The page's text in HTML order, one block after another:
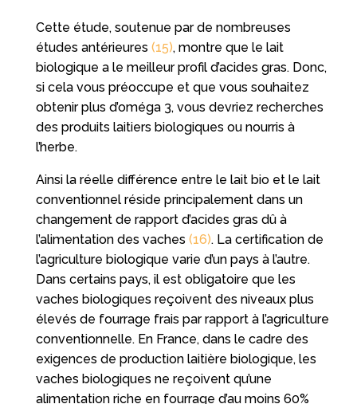
Cette étude, soutenue par de nombreuses
études antérieures (15), montre que le lait
biologique a le meilleur profil d’acides gras. Donc,
si cela vous préoccupe et que vous souhaitez
obtenir plus d’oméga 3, vous devriez recherches
des produits laitiers biologiques ou nourris à
l’herbe.
Ainsi la réelle différence entre le lait bio et le lait
conventionnel réside principalement dans un
changement de rapport d’acides gras dû à
l’alimentation des vaches (16). La certification de
l’agriculture biologique varie d’un pays à l’autre.
Dans certains pays, il est obligatoire que les
vaches biologiques reçoivent des niveaux plus
élevés de fourrage frais par rapport à l’agriculture
conventionnelle. En France, dans le cadre des
exigences de production laitière biologique, les
vaches biologiques ne reçoivent qu’une
alimentation riche en fourrage d’au moins 60%